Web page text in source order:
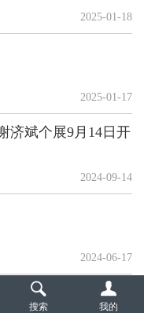
2025-01-18
2025-01-17
斌个展9月14日开
2024-09-14
2024-06-17
搜索 我的